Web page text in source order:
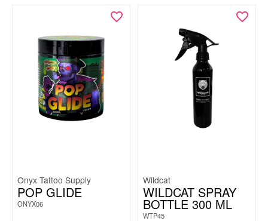
Onyx Tattoo Supply
POP GLIDE
ONYX06
Wildcat
WILDCAT SPRAY
BOTTLE 300 ML
WTP45